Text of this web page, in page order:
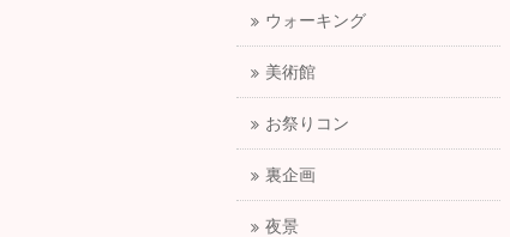
ウォーキング
美術館
お祭りコン
裏企画
夜景